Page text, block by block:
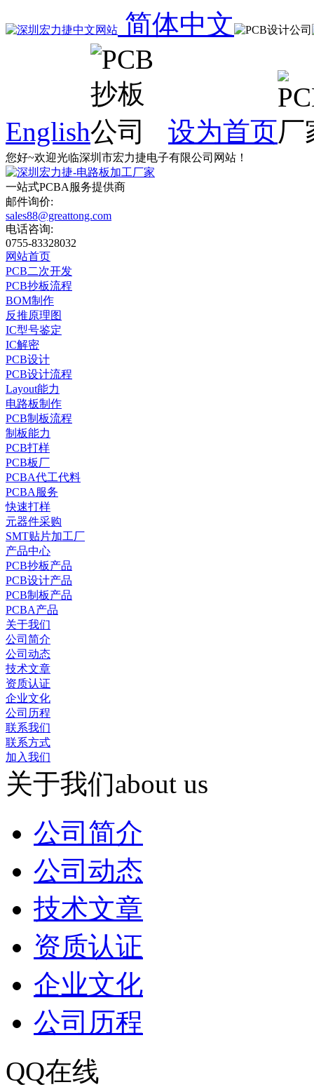
简体中文
English 设为首页
您好~欢迎光临深圳市宏力捷电子有限公司网站！
一站式PCBA 服务提供商
邮件询价:
sales88@greattong.com
电话咨询:
0755-83328032
网站首页
PCB二次开发
PCB抄板流程
BOM制作
反推原理图
IC型号鉴定
IC解密
PCB设计
PCB设计流程
Layout能力
电路板制作
PCB制板流程
制板能力
PCB打样
PCB板厂
PCBA代工代料
PCBA服务
快速打样
元器件采购
SMT贴片加工厂
产品中心
PCB抄板产品
PCB设计产品
PCB制板产品
PCBA产品
关于我们
公司简介
公司动态
技术文章
资质认证
企业文化
公司历程
联系我们
联系方式
加入我们
关于我们about us
公司简介
公司动态
技术文章
资质认证
企业文化
公司历程
QQ在线